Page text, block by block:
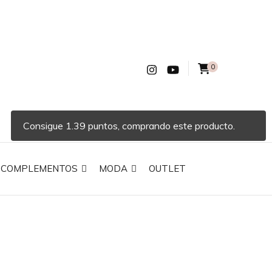
0
COMPLEMENTOS MODA OUTLET
Consigue 1.39 puntos, comprando este producto.